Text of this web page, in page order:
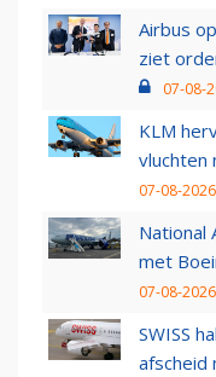
Airbus
ziet
07-08-
KLM
vluchten
07-08-
National
met
07-08-
SWISS
afscheid